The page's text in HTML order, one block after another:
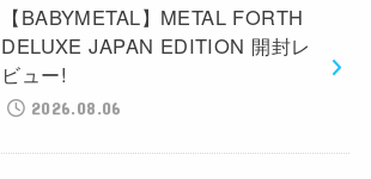
【BABYMETAL】METAL FORTH
DELUXE JAPAN EDITION 開封レ
ビュー!
2026.08.06